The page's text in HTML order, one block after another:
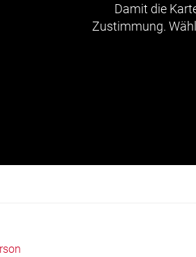
Damit die
Zustimmung.